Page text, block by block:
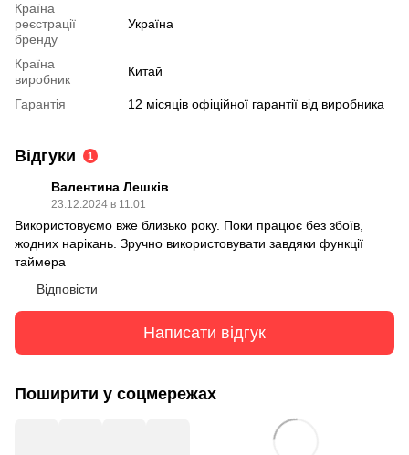
Країна
реєстрації
бренду
Україна
Країна
виробник
Китай
Гарантія 12 місяців офіційної гарантії від виробника
Відгуки 1
Валентина Лешків
23.12.2024 в 11:01
Використовуємо вже близько року. Поки працює без збоїв,
жодних нарікань. Зручно використовувати завдяки функції
таймера
Відповісти
Написати відгук
Поширити у соцмережах